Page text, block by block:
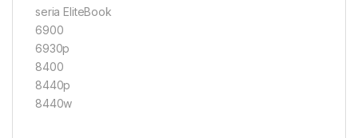
seria EliteBook
6900
6930p
8400
8440p
8440w